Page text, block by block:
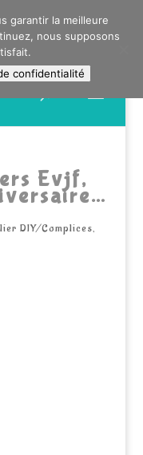
À SAINT ANDRÉ OU
Evjf,
DIY/Complices,
garantir la meilleure
nous supposons
confidentialité